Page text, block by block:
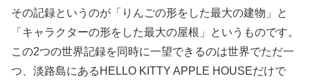
その記録というのが「りんごの形をした最大の建物」と
「キャラクターの形をした最大の屋根」というものです。
この2つの世界記録を同時に一望できるのは世界でただ一
つ、淡路島にあるHELLO KITTY APPLE HOUSEだけで